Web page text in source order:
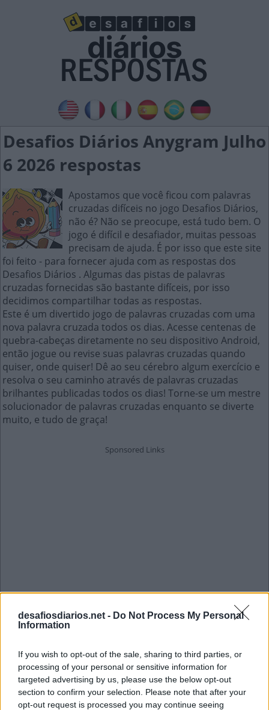
desafiosdiarios.net - Do Not Process My Personal
Information
If you wish to opt-out of the sale, sharing to third parties, or
processing of your personal or sensitive information for
targeted advertising by us, please use the below opt-out
section to confirm your selection. Please note that after your
opt-out request is processed you may continue seeing
Desafios Diários Anygram Julho
6 2026 respostas
Apostamos que você ficou com palavras
cruzadas difíceis no jogo Desafios Diários,
não é? Não se preocupe, está tudo bem. O
jogo é difícil e desafiador, muitas pessoas
precisam de ajuda. É por isso que este site
foi feito - para fornecer ajuda com as respostas dos
Desafios Diários . Algumas das pistas de palavras
cruzadas fornecidas são bastante difíceis, por isso
decidimos compartilhar todas as respostas.
Este é um divertido jogo de palavras cruzadas com uma
nova palavra cruzada todos os dias. Acesse centenas de
quebra-cabeças diretamente no seu dispositivo Android,
então jogue ou revise suas palavras cruzadas quando
quiser, onde quiser! Dê ao seu cérebro algum exercício e
resolva o seu caminho através de palavras cruzadas
brilhantes publicadas todos os dias! Torne-se um mestre
solucionador de palavras cruzadas enquanto se diverte
muito, e tudo de graça!